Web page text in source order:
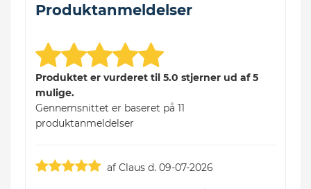
Produktanmeldelser
Produktet er vurderet til 5.0 stjerner ud af 5
mulige.
Gennemsnittet er baseret på 11
produktanmeldelser
af Claus d. 09-07-2026